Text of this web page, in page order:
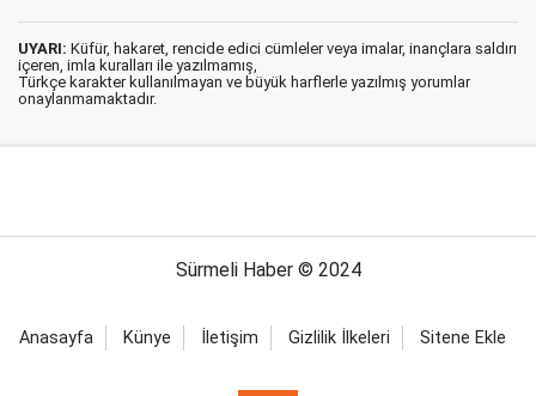
UYARI: Küfür, hakaret, rencide edici cümleler veya imalar, inançlara saldırı
içeren, imla kuralları ile yazılmamış,
Türkçe karakter kullanılmayan ve büyük harflerle yazılmış yorumlar
onaylanmamaktadır.
Sürmeli Haber © 2024
Anasayfa Künye İletişim Gizlilik İlkeleri Sitene Ekle